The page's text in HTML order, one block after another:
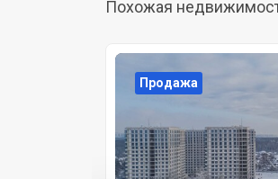
Похожая
Продажа